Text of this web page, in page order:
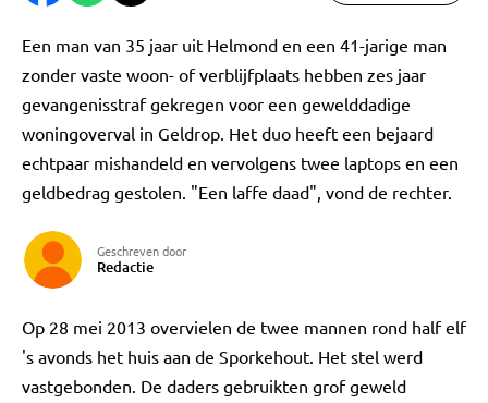
Een man van 35 jaar uit Helmond en een 41-jarige man
zonder vaste woon- of verblijfplaats hebben zes jaar
gevangenisstraf gekregen voor een gewelddadige
woningoverval in Geldrop. Het duo heeft een bejaard
echtpaar mishandeld en vervolgens twee laptops en een
geldbedrag gestolen. "Een laffe daad", vond de rechter.
Geschreven door
Redactie
Op 28 mei 2013 overvielen de twee mannen rond half elf
's avonds het huis aan de Sporkehout. Het stel werd
vastgebonden. De daders gebruikten grof geweld